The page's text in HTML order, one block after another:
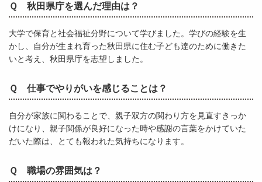
Ｑ 秋田県庁を選んだ理由は？
大学で保育と社会福祉分野について学びました。学びの経験を生
かし、自分が生まれ育った秋田県に住む子ども達のために働きた
いと考え、秋田県庁を志望しました。
Ｑ 仕事でやりがいを感じることは？
自分が家族に関わることで、親子双方の関わり方を見直すきっか
けになり、親子関係が良好になった時や感謝の言葉をかけていた
だいた際は、とても報われた気持ちになります。
Ｑ 職場の雰囲気は？